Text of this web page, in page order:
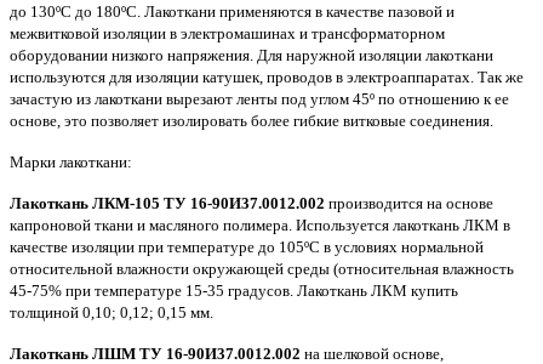
до 130ºС до 180ºС. Лакоткани применяются в качестве пазовой и
межвитковой изоляции в электромашинах и трансформаторном
оборудовании низкого напряжения. Для наружной изоляции лакоткани
используются для изоляции катушек, проводов в электроаппаратах. Так же
зачастую из лакоткани вырезают ленты под углом 45º по отношению к ее
основе, это позволяет изолировать более гибкие витковые соединения.
Марки лакоткани:
Лакоткань ЛКМ-105 ТУ 16-90И37.0012.002 производится на основе
капроновой ткани и масляного полимера. Используется лакоткань ЛКМ в
качестве изоляции при температуре до 105ºС в условиях нормальной
относительной влажности окружающей среды (относительная влажность
45-75% при температуре 15-35 градусов. Лакоткань ЛКМ купить
толщиной 0,10; 0,12; 0,15 мм.
Лакоткань ЛШМ ТУ 16-90И37.0012.002 на шелковой основе,